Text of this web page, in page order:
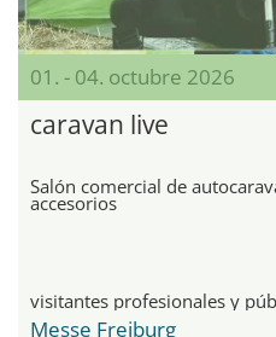
01. - 04. octubre 2026
caravan live
Salón comercial de
accesorios
visitantes profesionales y
Messe Freiburg